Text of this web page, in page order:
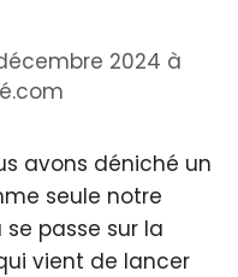
2024 à
avons déniché un
seule notre
passe sur la
vient de lancer